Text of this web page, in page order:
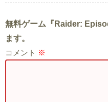
無料ゲーム『Raider:
ます。
コメント ※